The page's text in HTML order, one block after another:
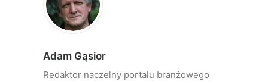
Adam Gąsior
Redaktor naczelny portalu branżowego